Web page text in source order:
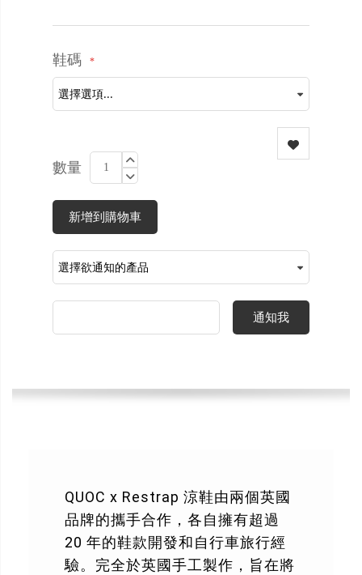
鞋碼
數量
新增到購物車
通知我
QUOC x Restrap 涼鞋由兩個英國
品牌的攜手合作，各自擁有超過
20 年的鞋款開發和自行車旅行經
驗。完全於英國手工製作，旨在將